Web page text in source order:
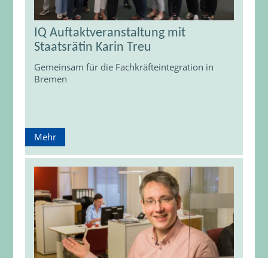
IQ Auftaktveranstaltung mit
Staatsrätin Karin Treu
Gemeinsam für die Fachkräfteintegration in
Bremen
Mehr